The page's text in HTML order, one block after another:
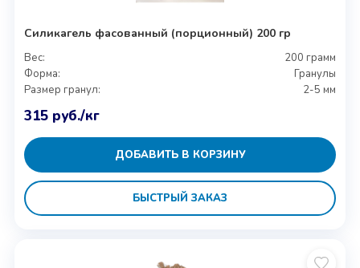
Силикагель фасованный (порционный) 200 гр
Вес:
200 грамм
Форма:
Гранулы
Размер гранул:
2-5 мм
315 руб./кг
ДОБАВИТЬ В КОРЗИНУ
БЫСТРЫЙ ЗАКАЗ